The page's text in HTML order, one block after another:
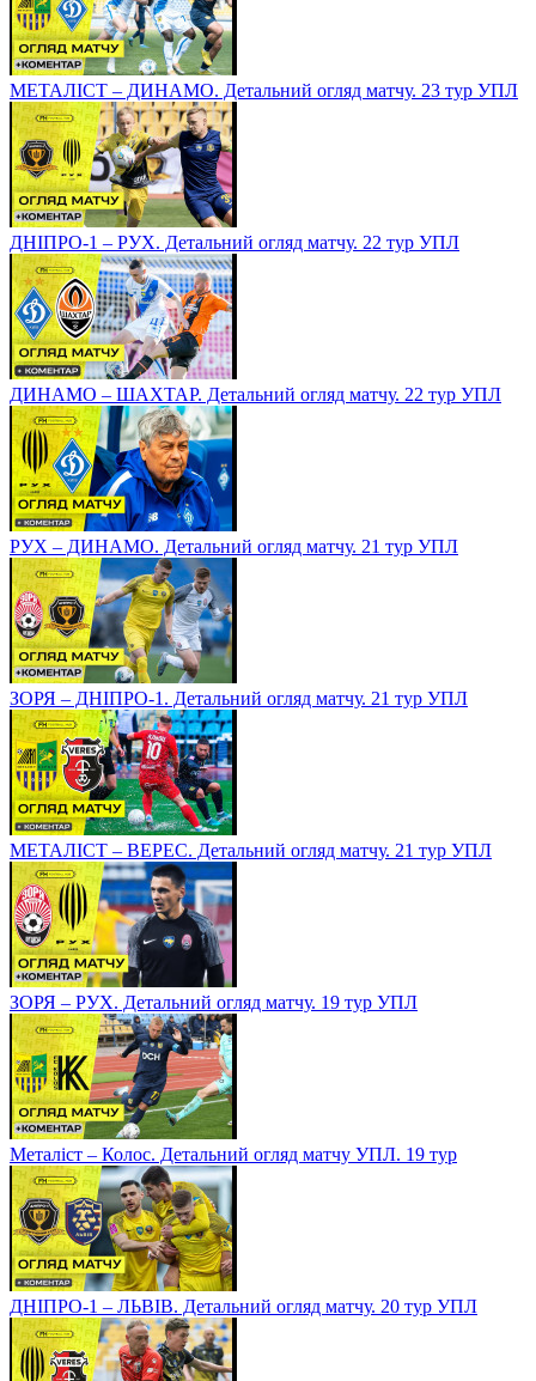
МЕТАЛІСТ – ДИНАМО. Детальний огляд матчу. 23 тур УПЛ
ДНІПРО-1 – РУХ. Детальний огляд матчу. 22 тур УПЛ
ДИНАМО – ШАХТАР. Детальний огляд матчу. 22 тур УПЛ
РУХ – ДИНАМО. Детальний огляд матчу. 21 тур УПЛ
ЗОРЯ – ДНІПРО-1. Детальний огляд матчу. 21 тур УПЛ
МЕТАЛІСТ – ВЕРЕС. Детальний огляд матчу. 21 тур УПЛ
ЗОРЯ – РУХ. Детальний огляд матчу. 19 тур УПЛ
Металіст – Колос. Детальний огляд матчу УПЛ. 19 тур
ДНІПРО-1 – ЛЬВІВ. Детальний огляд матчу. 20 тур УПЛ